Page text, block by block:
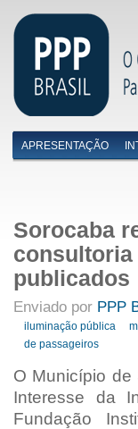
Menu primário
APRESENTAÇÃO
Sorocaba
consultoria
publicados
Enviado por PPP
iluminação pública
de passageiros
O Município
Interesse da
Fundação